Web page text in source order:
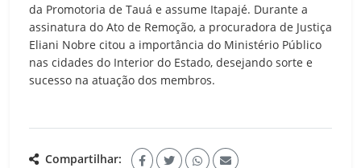
da Promotoria de Tauá e assume Itapajé. Durante a
assinatura do Ato de Remoção, a procuradora de Justiça
Eliani Nobre citou a importância do Ministério Público
nas cidades do Interior do Estado, desejando sorte e
sucesso na atuação dos membros.
Compartilhar: